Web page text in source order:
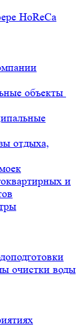
HoReCa
объекты
отдыха,
и
очистки воды